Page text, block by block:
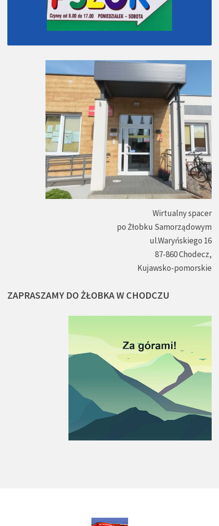
Wirtualny spacer
po Żłobku Samorządowym
ul.Waryńskiego 16
87-860 Chodecz,
Kujawsko-pomorskie
ZAPRASZAMY DOŻŁOBKAW CHODCZU